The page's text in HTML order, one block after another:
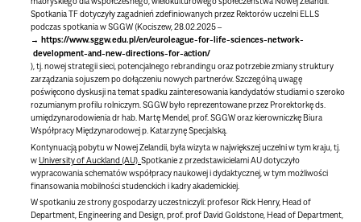
Spotkania TF dotyczyły zagadnień zdefiniowanych przez Rektorów uczelni ELLS
podczas spotkania w SGGW (Kociszew, 28.02.2025 –
https://www.sggw.edu.pl/en/euroleague-for-life-sciences-network-
development-and-new-directions-for-action/
), tj. nowej strategii sieci, potencjalnego rebrandingu oraz potrzebie zmiany struktury
zarządzania sojuszem po dołączeniu nowych partnerów. Szczególną uwagę
poświęcono dyskusji na temat spadku zainteresowania kandydatów studiami o szeroko
rozumianym profilu rolniczym. SGGW było reprezentowane przez Prorektorkę ds.
umiędzynarodowienia dr hab. Martę Mendel, prof. SGGW oraz kierowniczkę Biura
Współpracy Międzynarodowej p. Katarzynę Specjalską.
Kontynuacją pobytu w Nowej Zelandii, była wizyta w największej uczelni w tym kraju, tj.
wUniversity of Auckland (AU).Spotkanie z przedstawicielami AU dotyczyło
wypracowania schematów współpracy naukowej i dydaktycznej, w tym możliwości
finansowania mobilności studenckich i kadry akademickiej.
W spotkaniu ze strony gospodarzy uczestniczyli: profesor Rick Henry, Head of
Department, Engineering and Design, prof. prof David Goldstone, Head of Department,